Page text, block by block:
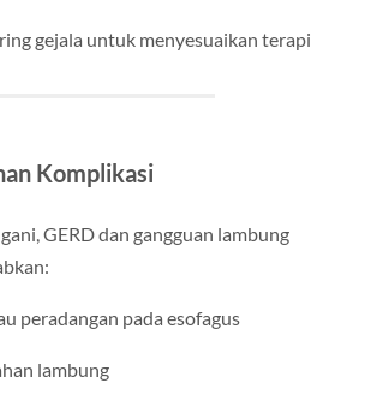
gejala untuk menyesuaikan terapi
Komplikasi
GERD dan gangguan lambung
peradangan pada esofagus
lambung